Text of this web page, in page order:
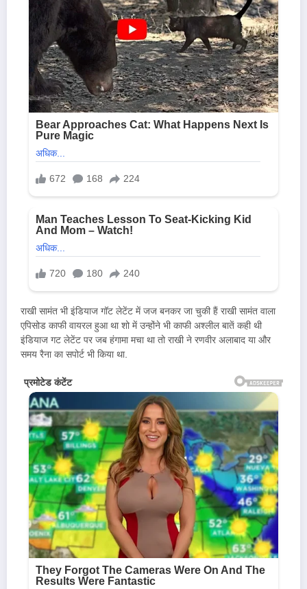
राखी सामंत भी इंडियाज गॉट लेटेंट में जज बनकर जा चुकी हैं राखी सामंत वाला
एपिसोड काफी वायरल हुआ था शो में उन्होंने भी काफी अश्लील बातें कही थी
इंडियाज गट लेटेंट पर जब हंगामा मचा था तो राखी ने रणवीर अलाबाद या और
समय रैना का सपोर्ट भी किया था.